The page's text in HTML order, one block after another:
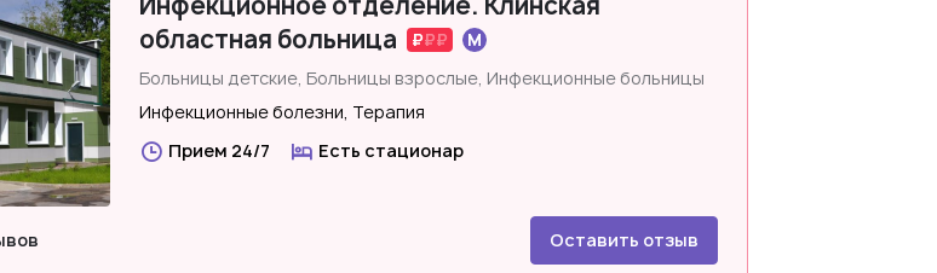
областная больница
Больницы детские, Больницы взрослые, Инфекционные больницы
Инфекционные болезни, Терапия
Прием 24/7
Есть стационар
Оставить отзыв